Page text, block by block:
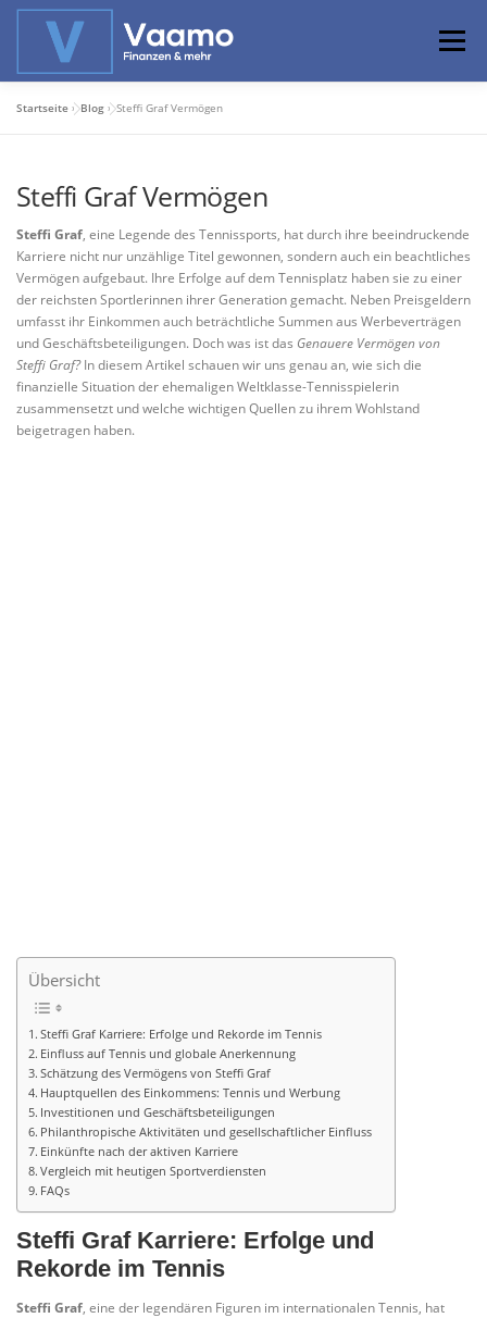
Zum
Menü
PROFIWISSEN ALTERSVORSORGE
PRIVATIER WERDEN
Startseite »Blog »Steffi Graf Vermögen
Steffi Graf Vermögen
Steffi Graf, eine Legende des Tennissports, hat durch ihre beeindruckende
Karriere nicht nur unzählige Titel gewonnen, sondern auch ein beachtliches
Vermögen aufgebaut. Ihre Erfolge auf dem Tennisplatz haben sie zu einer
der reichsten Sportlerinnen ihrer Generation gemacht. Neben Preisgeldern
umfasst ihr Einkommen auch beträchtliche Summen aus Werbeverträgen
und Geschäftsbeteiligungen. Doch was ist das Genauere Vermögen von
Steffi Graf?In diesem Artikel schauen wir uns genau an, wie sich die
finanzielle Situation der ehemaligen Weltklasse-Tennisspielerin
zusammensetzt und welche wichtigen Quellen zu ihrem Wohlstand
beigetragen haben.
Übersicht
Steffi Graf Karriere: Erfolge und Rekorde im Tennis
Einfluss auf Tennis und globale Anerkennung
Schätzung des Vermögens von Steffi Graf
Hauptquellen des Einkommens: Tennis und Werbung
Investitionen und Geschäftsbeteiligungen
Philanthropische Aktivitäten und gesellschaftlicher Einfluss
Einkünfte nach der aktiven Karriere
Vergleich mit heutigen Sportverdiensten
FAQs
Steffi Graf Karriere: Erfolge und
Rekorde im Tennis
Steffi Graf, eine der legendären Figuren im internationalen Tennis, hat